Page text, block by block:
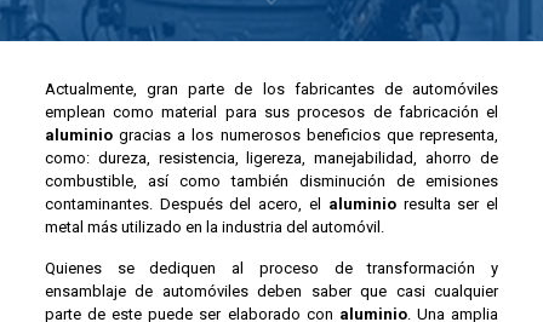
Actualmente, gran parte de los fabricantes de automóviles
emplean como material para sus procesos de fabricación el
aluminiogracias a los numerosos beneficios que representa,
como: dureza, resistencia, ligereza, manejabilidad, ahorro de
combustible, así como también disminución de emisiones
contaminantes. Después del acero, el aluminioresulta ser el
metal más utilizado en la industria del automóvil.
Quienes se dediquen al proceso de transformación y
ensamblaje de automóviles deben saber que casi cualquier
parte de este puede ser elaborado con aluminio. Una amplia